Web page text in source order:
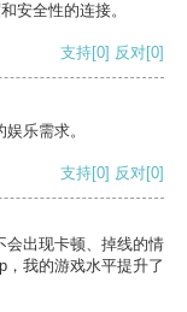
安全性的连接。
支持[0] 反对[0]
乐需求。
支持[0] 反对[0]
会出现卡顿、掉线的情
我的游戏水平提升了